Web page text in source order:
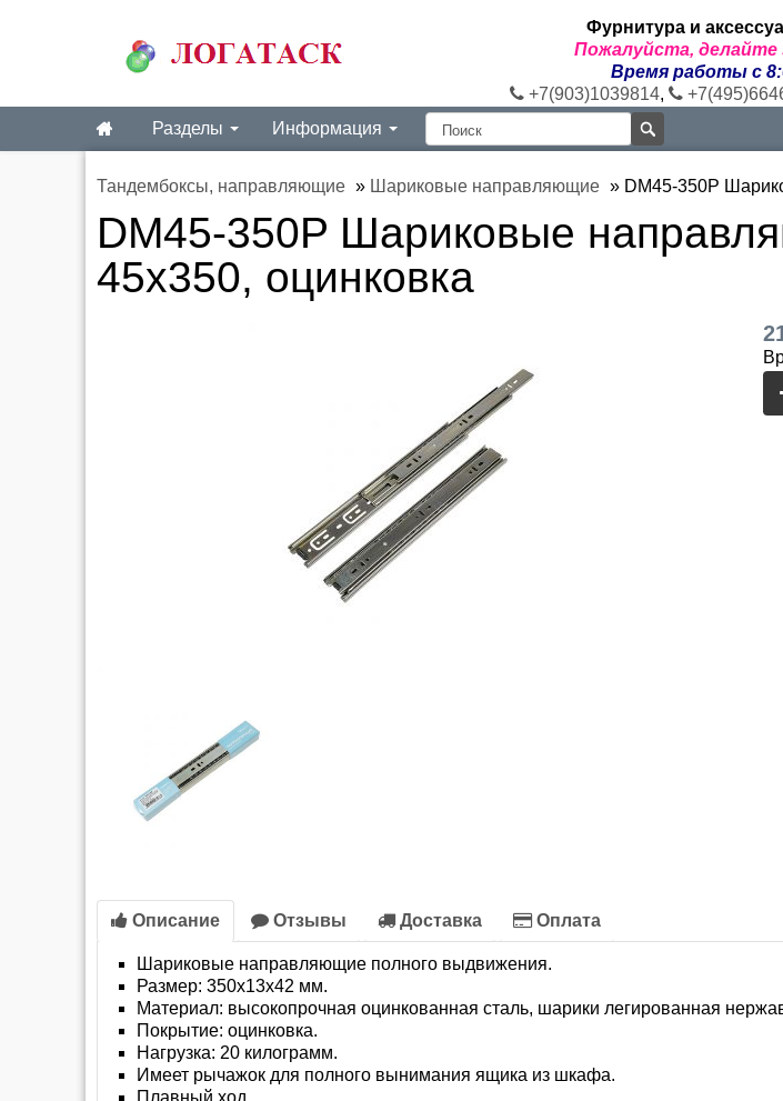
Фурнитура и
Пожалуйста, делайте
Время работы с
+7(903)1039814,
Разделы
Информация
Тандембоксы, направляющие » Шариковые направляющие » DM45-350P
DM45-350P Шариковые
45х350, оцинковка
Описание Отзывы Доставка Оплата
Шариковые направляющие полного выдвижения.
Размер: 350х13х42 мм.
Материал: высокопрочная оцинкованная сталь, шарики легированная
Покрытие: оцинковка.
Нагрузка: 20 килограмм.
Имеет рычажок для полного вынимания ящика из шкафа.